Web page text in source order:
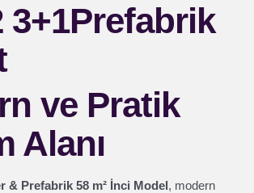
3+1Prefabrik
ve Pratik
Alanı
& Prefabrik 58 m² İnci Model, modern